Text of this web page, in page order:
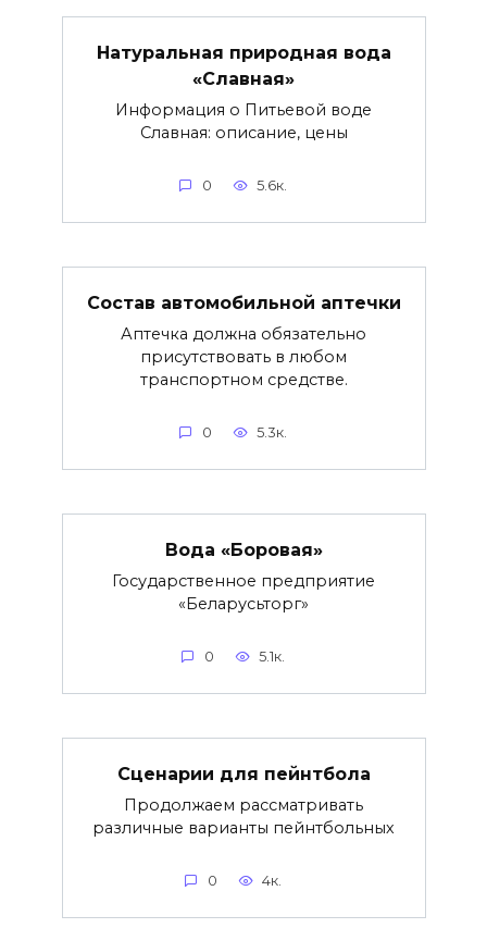
Натуральная природная вода
«Славная»
Информация о Питьевой воде
Славная: описание, цены
0 5.6к.
Состав автомобильной аптечки
Аптечка должна обязательно
присутствовать в любом
транспортном средстве.
0 5.3к.
Вода «Боровая»
Государственное предприятие
«Беларусьторг»
0 5.1к.
Сценарии для пейнтбола
Продолжаем рассматривать
различные варианты пейнтбольных
0 4к.